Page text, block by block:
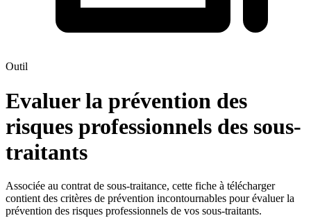
Outil
Evaluer la prévention des
risques professionnels des sous-
traitants
Associée au contrat de sous-traitance, cette fiche à télécharger
contient des critères de prévention incontournables pour évaluer la
prévention des risques professionnels de vos sous-traitants.